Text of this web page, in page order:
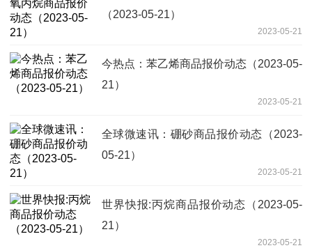
（2023-05-21）
2023-05-21
今热点：苯乙烯商品报价动态（2023-05-
21）
2023-05-21
全球微速讯：硼砂商品报价动态（2023-
05-21）
2023-05-21
世界快报:丙烷商品报价动态（2023-05-
21）
2023-05-21